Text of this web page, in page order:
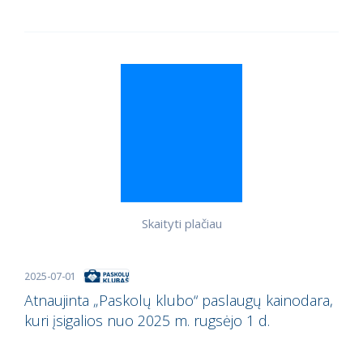
2025-07-01
Atnaujinta „Paskolų klubo“ paslaugų kainodara,
kuri įsigalios nuo 2025 m. rugsėjo 1 d.
Skaityti plačiau